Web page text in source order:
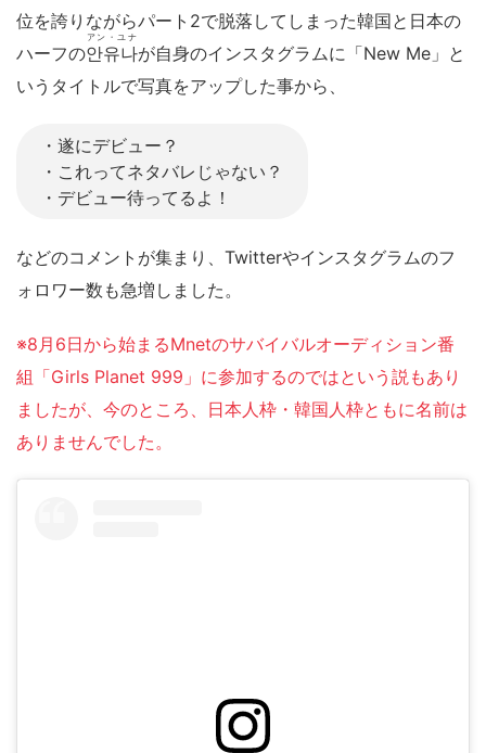
位を誇りながらパート2で脱落してしまった韓国と日本の
ハーフの안유나
アン・ユナ
が自身のインスタグラムに「New Me」と
いうタイトルで写真をアップした事から、
・遂にデビュー？
・これってネタバレじゃない？
・デビュー待ってるよ！
などのコメントが集まり、Twitterやインスタグラムのフ
ォロワー数も急増しました。
※8月6日から始まるMnetのサバイバルオーディション番
組「Girls Planet 999」に参加するのではという説もあり
ましたが、今のところ、日本人枠・韓国人枠ともに名前は
ありませんでした。